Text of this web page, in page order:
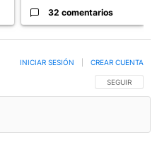
32 comentarios
SIGA ESTA
SEGUIR
INICIAR SESIÓN CREAR CUENTA